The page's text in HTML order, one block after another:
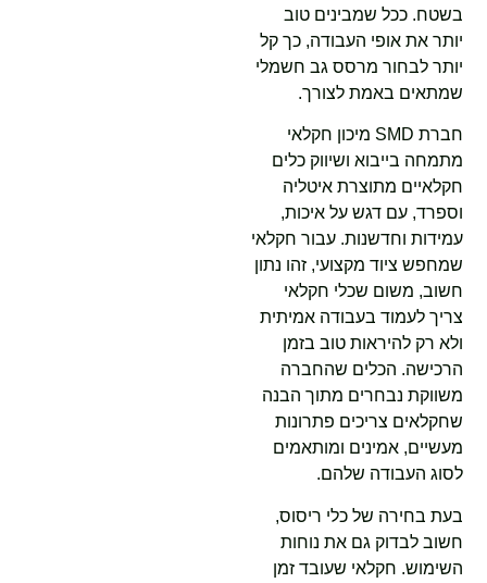
בשטח. ככל שמבינים טוב
יותר את אופי העבודה, כך קל
יותר לבחור מרסס גב חשמלי
שמתאים באמת לצורך.
חברת SMD מיכון חקלאי
מתמחה בייבוא ושיווק כלים
חקלאיים מתוצרת איטליה
וספרד, עם דגש על איכות,
עמידות וחדשנות. עבור חקלאי
שמחפש ציוד מקצועי, זהו נתון
חשוב, משום שכלי חקלאי
צריך לעמוד בעבודה אמיתית
ולא רק להיראות טוב בזמן
הרכישה. הכלים שהחברה
משווקת נבחרים מתוך הבנה
שחקלאים צריכים פתרונות
מעשיים, אמינים ומותאמים
לסוג העבודה שלהם.
בעת בחירה של כלי ריסוס,
חשוב לבדוק גם את נוחות
השימוש. חקלאי שעובד זמן